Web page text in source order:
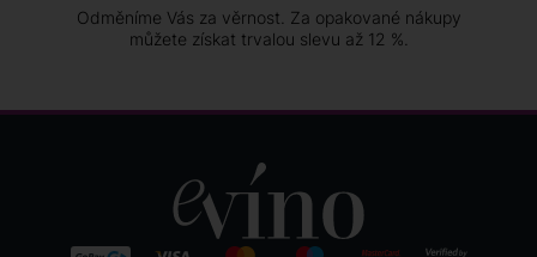
Odměníme Vás za věrnost. Za opakované nákupy
můžete získat trvalou slevu až 12 %.